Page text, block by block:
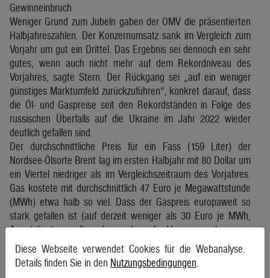
Gewinneinbruch
Weniger Grund zum Jubeln gaben der OMV die präsentierten
Halbjahreszahlen. Der Konzernumsatz sank im Vergleich zum
Vorjahr um gut ein Drittel. Das Ergebnis sei dennoch ein sehr
gutes, wenn auch nicht mehr auf dem Rekordniveau des
Vorjahres, sagte Stern. Der Rückgang sei „auf ein weniger
günstiges Marktumfeld zurückzuführen“, konkret darauf, dass
die Öl- und Gaspreise seit den Rekordständen in Folge des
russischen Überfalls auf die Ukraine im Jahr 2022 wieder
deutlich gefallen sind.
Der durchschnittliche Preis für ein Fass (159 Liter) der
Nordsee-Ölsorte Brent lag im ersten Halbjahr mit 80 Dollar um
ein Viertel niedriger als im Vergleichszeitraum des Vorjahres.
Gas kostete mit durchschnittlich 47 Euro je Megawattstunde
(MWh) etwa halb so viel. Dass der Gaspreis europaweit so
stark gefallen ist (auf derzeit weniger als 30 Euro je MWh,
Anm.) liegt vor allem daran, dass die Versorgung heuer im
Gegensatz zum Jahr 2022 als gesichert gilt. Die
österreichischen Gasspeicher sind bereits zu 87 Prozent
gefüllt, in den anderen EU-Staaten zeigt sich ein ähnliches
Diese Webseite verwendet Cookies für die Webanalyse.
Details finden Sie in den Nutzungsbedingungen.